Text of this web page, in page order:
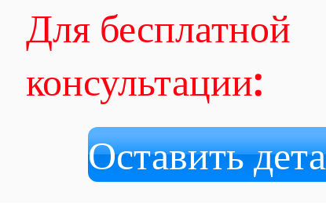
Для бесплатной
консультации:
Оставить